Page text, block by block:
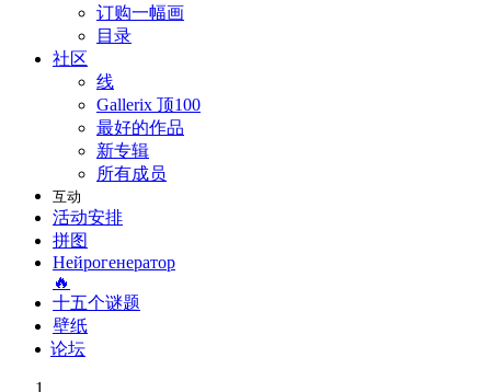
订购一幅画
目录
社区
线
Gallerix 顶100
最好的作品
新专辑
所有成员
互动
活动安排
拼图
Нейрогенератор
🔥
十五个谜题
壁纸
论坛